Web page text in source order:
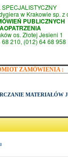
SPECJALISTYCZNY
w Krakowie sp. z
PUBLICZNYCH
os. Złotej Jesieni 1
68 210, (012) 64 68 958
ZAMÓWIENIA :
MATERIAŁÓW